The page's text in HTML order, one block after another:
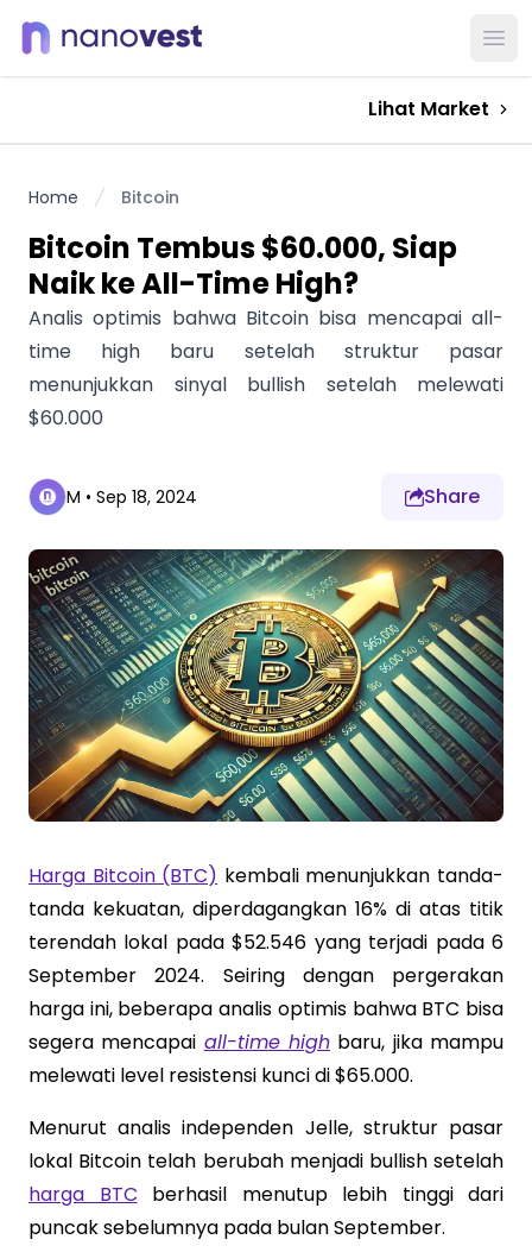
Lihat Market
Home Bitcoin
Bitcoin Tembus $60.000, Siap
Naik ke All-Time High?
Analis optimis bahwa Bitcoin bisa mencapai all-
time high baru setelah struktur pasar
menunjukkan sinyal bullish setelah melewati
$60.000
M • Sep 18, 2024 Share
Harga Bitcoin (BTC) kembali menunjukkan tanda-
tanda kekuatan, diperdagangkan 16% di atas titik
terendah lokal pada $52.546 yang terjadi pada 6
September 2024. Seiring dengan pergerakan
harga ini, beberapa analis optimis bahwa BTC bisa
segera mencapai all-time high baru, jika mampu
melewati level resistensi kunci di $65.000.
Menurut analis independen Jelle, struktur pasar
lokal Bitcoin telah berubah menjadi bullish setelah
harga BTC berhasil menutup lebih tinggi dari
puncak sebelumnya pada bulan September.